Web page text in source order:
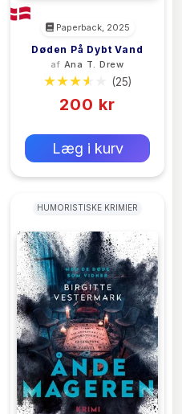
Paperback, 2025
Døden På Dybt Vand
af Ana T. Drew
(25)
200 kr
Læg i kurv
HUMORISTISKE KRIMIER